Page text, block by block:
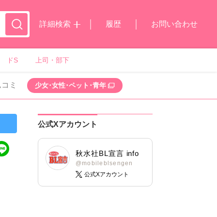
詳細検索
履歴 お問い合わせ
ドS 上司・部下
ミ 少女･女性･ペット･青年
公式Xアカウント
秋水社BL宣言 info
@mobileblsengen
公式Xアカウント